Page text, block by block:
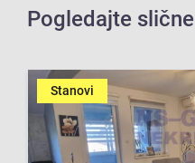
Pogledajte
Stanovi